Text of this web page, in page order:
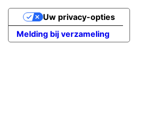
Melding bij verzameling
Uw privacy-opties